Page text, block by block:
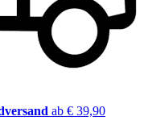
ab € 39,90